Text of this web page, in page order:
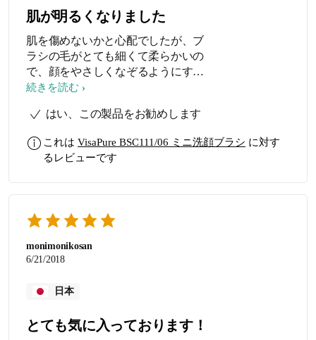
肌が明るくなりました
肌を傷めないかと心配でしたが、ブ
ラシの毛がとても細くて柔らかいの
で、顔をやさしくなぞるようにする
だけで、しっかり毛穴の汚れを落と
きるので、浴室で使えるし、モータ
そうだし、お値段以上だと思いまし
た。
続きを読む
はい、この製品をお勧めします
これは VisaPure BSC111/06 ミニ洗顔ブラシ に対す
るレビューです
monimonikosan
6/21/2018
日本
とても気に入っております！